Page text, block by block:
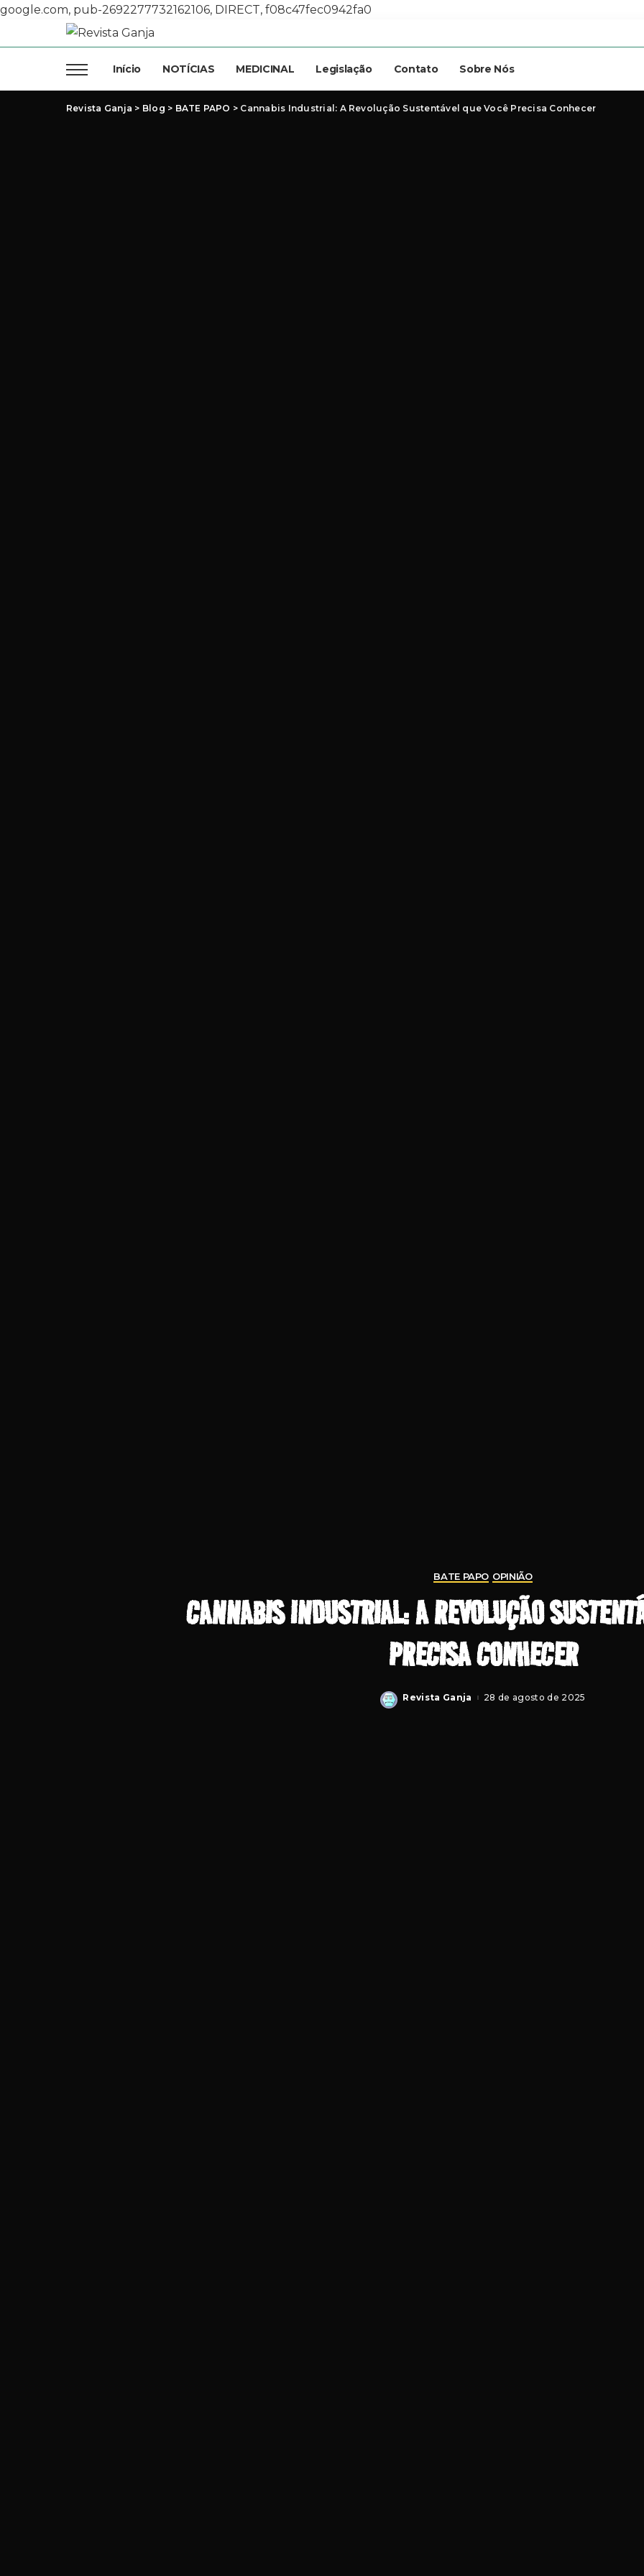
google.com, pub-2692277732162106, DIRECT, f08c47fec0942fa0
Início NOTÍCIAS MEDICINAL Legislação Contato Sobre Nós
Revista Ganja > Blog > BATE PAPO > Cannabis Industrial: A Revolução Sustentável que Você Precisa Conhecer
BATE PAPO OPINIÃO
CANNABIS INDUSTRIAL: A REVOLUÇÃO
PRECISA CONHECER
Posted
Revista Ganja 28 de agosto de 2025